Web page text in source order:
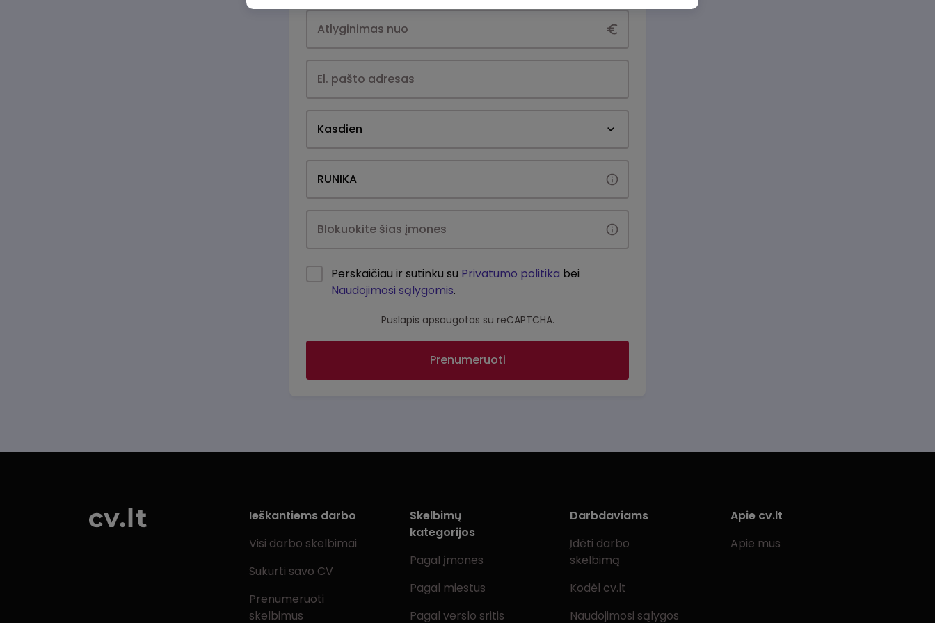
Kasdien
Perskaičiau ir sutinku su Privatumo politika bei
Naudojimosi sąlygomis.
Puslapis apsaugotas su reCAPTCHA.
Prenumeruoti
Ieškantiems darbo
Visi darbo skelbimai
Sukurti savo CV
Prenumeruoti
skelbimus
Skelbimų
kategorijos
Pagal įmones
Pagal miestus
Pagal verslo sritis
Darbdaviams
Įdėti darbo
skelbimą
Kodėl cv.lt
Naudojimosi sąlygos
Apie cv.lt
Apie mus